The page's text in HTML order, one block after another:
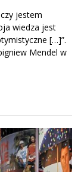
jestem
wiedza jest
[…]”.
Mendel w